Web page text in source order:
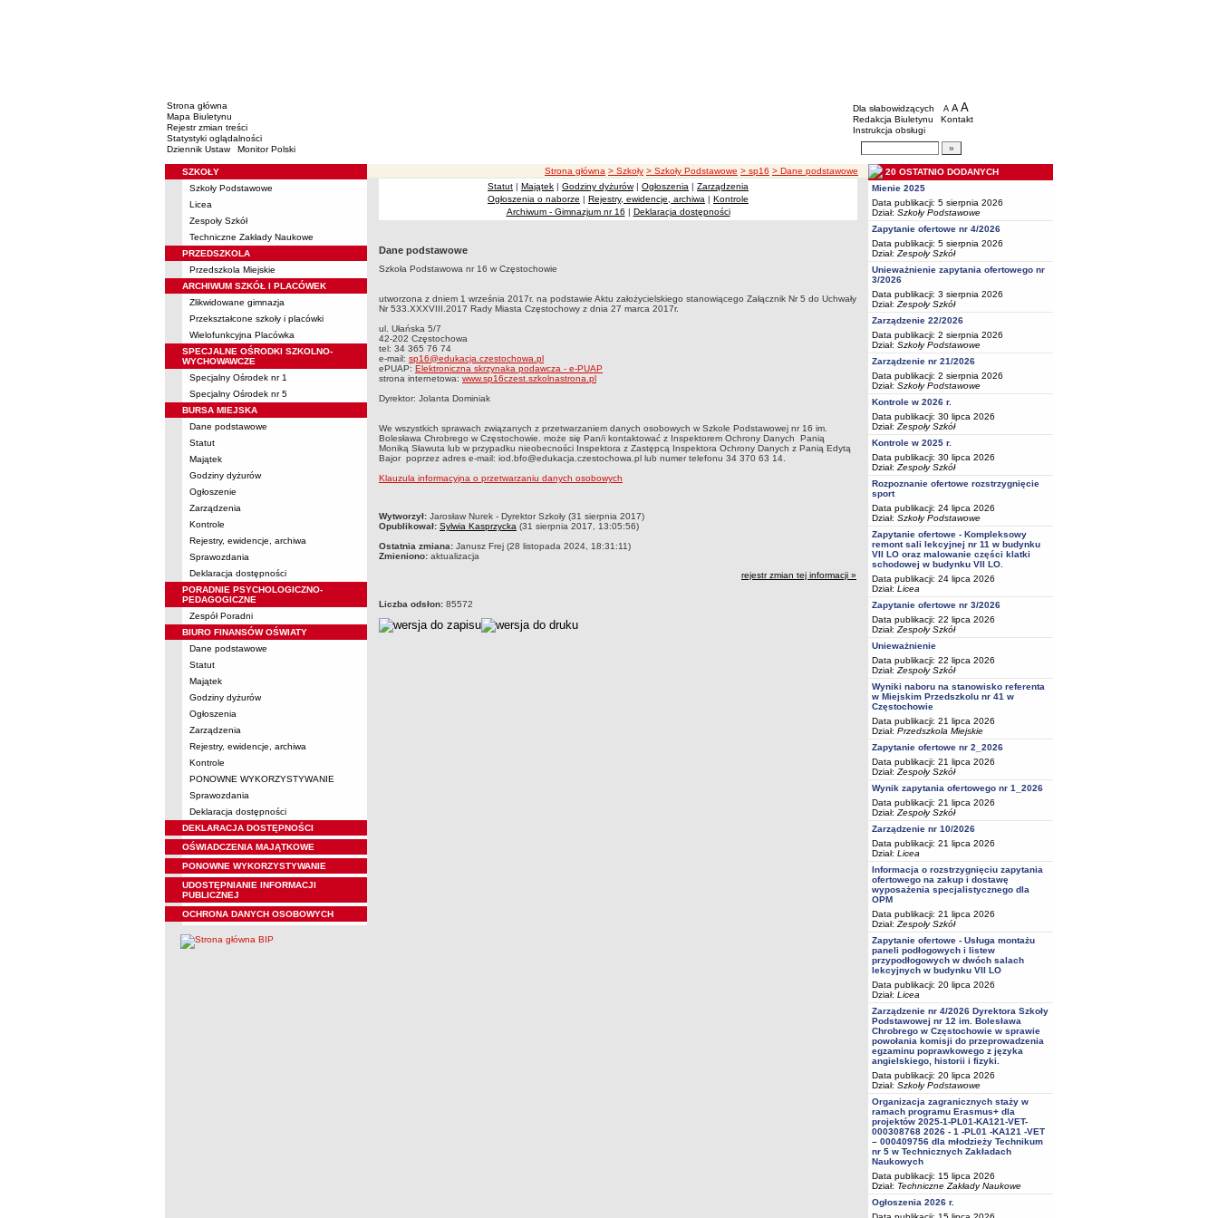
Strona główna
Mapa Biuletynu
Rejestr zmian treści
Statystyki oglądalności
Dziennik Ustaw
Monitor Polski
BIP - Oświata Częstochowa
Menu dodatkowe
Dla słabowidzących A pomniejsz czcionkę
A standardowy rozmiar czcionki
A
Redakcja Biuletynu
Kontakt
Instrukcja obsługi
Wyszukiwarka artykułów
Menu
SZKOŁY
Szkoły Podstawowe
Licea
Zespoły Szkół
Techniczne Zakłady Naukowe
PRZEDSZKOLA
Przedszkola Miejskie
ARCHIWUM SZKÓŁ I PLACÓWEK
Zlikwidowane gimnazja
Przekształcone szkoły i placówki
Wielofunkcyjna Placówka
SPECJALNE OŚRODKI SZKOLNO-
WYCHOWAWCZE
Specjalny Ośrodek nr 1
Specjalny Ośrodek nr 5
BURSA MIEJSKA
Dane podstawowe
Statut
Majątek
Godziny dyżurów
Ogłoszenie
Zarządzenia
Kontrole
Rejestry, ewidencje, archiwa
Sprawozdania
Deklaracja dostępności
PORADNIE PSYCHOLOGICZNO-
PEDAGOGICZNE
Zespół Poradni
BIURO FINANSÓW OŚWIATY
Dane podstawowe
Statut
Majątek
Godziny dyżurów
Ogłoszenia
Zarządzenia
Rejestry, ewidencje, archiwa
Kontrole
PONOWNE WYKORZYSTYWANIE
Sprawozdania
Deklaracja dostępności
DEKLARACJA DOSTĘPNOŚCI
OŚWIADCZENIA MAJĄTKOWE
PONOWNE WYKORZYSTYWANIE
UDOSTĘPNIANIE INFORMACJI
PUBLICZNEJ
OCHRONA DANYCH OSOBOWYCH
ścieżka nawigacji
Strona główna > Szkoły > Szkoły Podstawowe > sp16 > Dane podstawowe
Statut | Majątek | Godziny dyżurów| Ogłoszenia | Zarządzenia
Ogłoszenia o naborze | Rejestry, ewidencje, archiwa | Kontrole
Archiwum - Gimnazjum nr 16 | Deklaracja dostępności
Dane podstawowe
Szkoła Podstawowa nr 16 w Częstochowie
utworzona z dniem 1 września 2017r. na podstawie Aktu założycielskiego stanowiącego Załącznik Nr 5 do Uchwały
Nr 533.XXXVIII.2017 Rady Miasta Częstochowy z dnia 27 marca 2017r.
ul. Ułańska 5/7
42-202 Częstochowa
tel: 34 365 76 74
e-mail: sp16@edukacja.czestochowa.pl
ePUAP: Elektroniczna skrzynaka podawcza - e-PUAP
strona internetowa: www.sp16czest.szkolnastrona.pl
Dyrektor: Jolanta Dominiak
We wszystkich sprawach związanych z przetwarzaniem danych osobowych w Szkole Podstawowej nr 16 im.
Bolesława Chrobrego w Częstochowie. może się Pan/i kontaktować z Inspektorem Ochrony Danych Panią
Moniką Sławuta lub w przypadku nieobecności Inspektora z Zastępcą Inspektora Ochrony Danych z Panią Edytą
Bajor poprzez adres e-mail: iod.bfo@edukacja.czestochowa.pl lub numer telefonu 34 370 63 14.
Klauzula informacyjna o przetwarzaniu danych osobowych
metryczka
Wytworzył: Jarosław Nurek - Dyrektor Szkoły (31 sierpnia 2017)
Opublikował: Sylwia Kasprzycka (31 sierpnia 2017, 13:05:56)
Ostatnia zmiana: Janusz Frej (28 listopada 2024, 18:31:11)
Zmieniono: aktualizacja
rejestr zmian tej informacji »
Liczba odsłon: 85572
20 OSTATNIO DODANYCH
Mienie 2025
Data publikacji: 5 sierpnia 2026
Dział: Szkoły Podstawowe
Zapytanie ofertowe nr 4/2026
Data publikacji: 5 sierpnia 2026
Dział: Zespoły Szkół
Unieważnienie zapytania ofertowego nr
3/2026
Data publikacji: 3 sierpnia 2026
Dział: Zespoły Szkół
Zarządzenie 22/2026
Data publikacji: 2 sierpnia 2026
Dział: Szkoły Podstawowe
Zarządzenie nr 21/2026
Data publikacji: 2 sierpnia 2026
Dział: Szkoły Podstawowe
Kontrole w 2026 r.
Data publikacji: 30 lipca 2026
Dział: Zespoły Szkół
Kontrole w 2025 r.
Data publikacji: 30 lipca 2026
Dział: Zespoły Szkół
Rozpoznanie ofertowe rozstrzygnięcie
sport
Data publikacji: 24 lipca 2026
Dział: Szkoły Podstawowe
Zapytanie ofertowe - Kompleksowy
remont sali lekcyjnej nr 11 w budynku
VII LO oraz malowanie części klatki
schodowej w budynku VII LO.
Data publikacji: 24 lipca 2026
Dział: Licea
Zapytanie ofertowe nr 3/2026
Data publikacji: 22 lipca 2026
Dział: Zespoły Szkół
Unieważnienie
Data publikacji: 22 lipca 2026
Dział: Zespoły Szkół
Wyniki naboru na stanowisko referenta
w Miejskim Przedszkolu nr 41 w
Częstochowie
Data publikacji: 21 lipca 2026
Dział: Przedszkola Miejskie
Zapytanie ofertowe nr 2_2026
Data publikacji: 21 lipca 2026
Dział: Zespoły Szkół
Wynik zapytania ofertowego nr 1_2026
Data publikacji: 21 lipca 2026
Dział: Zespoły Szkół
Zarządzenie nr 10/2026
Data publikacji: 21 lipca 2026
Dział: Licea
Informacja o rozstrzygnięciu zapytania
ofertowego na zakup i dostawę
wyposażenia specjalistycznego dla
OPM
Data publikacji: 21 lipca 2026
Dział: Zespoły Szkół
Zapytanie ofertowe - Usługa montażu
paneli podłogowych i listew
przypodłogowych w dwóch salach
lekcyjnych w budynku VII LO
Data publikacji: 20 lipca 2026
Dział: Licea
Zarządzenie nr 4/2026 Dyrektora Szkoły
Podstawowej nr 12 im. Bolesława
Chrobrego w Częstochowie w sprawie
powołania komisji do przeprowadzenia
egzaminu poprawkowego z języka
angielskiego, historii i fizyki.
Data publikacji: 20 lipca 2026
Dział: Szkoły Podstawowe
Organizacja zagranicznych staży w
ramach programu Erasmus+ dla
projektów 2025-1-PL01-KA121-VET-
000308768 2026 - 1 -PL01 -KA121 -VET
– 000409756 dla młodzieży Technikum
nr 5 w Technicznych Zakładach
Naukowych
Data publikacji: 15 lipca 2026
Dział: Techniczne Zakłady Naukowe
Ogłoszenia 2026 r.